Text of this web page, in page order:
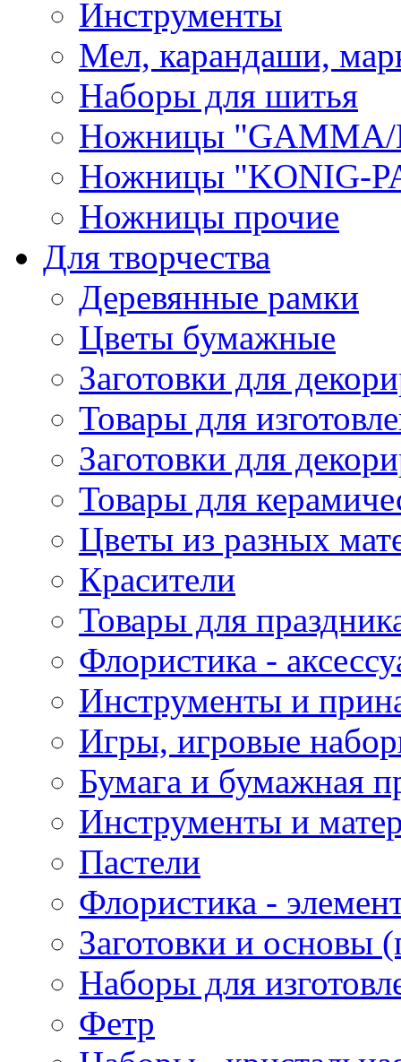
Инструменты
Мел, карандаши,
Наборы для шитья
Ножницы "GAMMA/
Ножницы "KONIG-
Ножницы прочие
Для творчества
Деревянные рамки
Цветы бумажные
Заготовки для
Товары для
Заготовки для
Товары для
Цветы из разных
Красители
Товары для
Флористика -
Инструменты и
Игры, игровые
Бумага и бумажная
Инструменты и
Пастели
Флористика -
Заготовки и основы
Наборы для
Фетр